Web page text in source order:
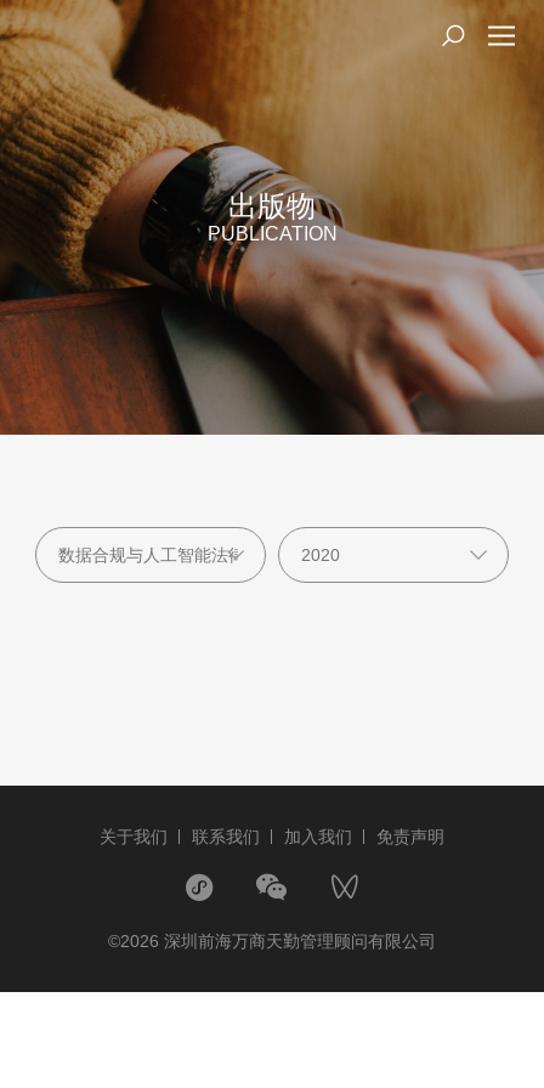
出版物
PUBLICATION
关于我们 联系我们 加入我们 免责声明
©2026 深圳前海万商天勤管理顾问有限公司